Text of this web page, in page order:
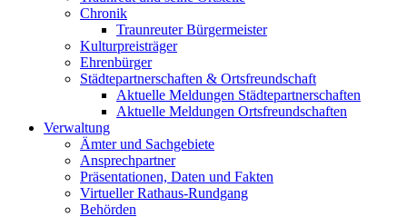
Chronik
Traunreuter Bürgermeister
Kulturpreisträger
Ehrenbürger
Städtepartnerschaften & Ortsfreundschaft
Aktuelle Meldungen Städtepartnerschaften
Aktuelle Meldungen Ortsfreundschaften
Verwaltung
Ämter und Sachgebiete
Ansprechpartner
Präsentationen, Daten und Fakten
Virtueller Rathaus-Rundgang
Behörden